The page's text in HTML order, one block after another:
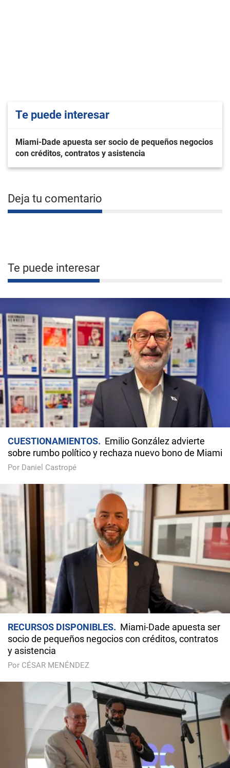
Te puede interesar
Miami-Dade apuesta ser socio de pequeños negocios
con créditos, contratos y asistencia
Deja tu comentario
Te puede interesar
CUESTIONAMIENTOS
Emilio González advierte
sobre rumbo político y rechaza nuevo bono de Miami
Por Daniel Castropé
RECURSOS DISPONIBLES
Miami-Dade apuesta ser
socio de pequeños negocios con créditos, contratos
y asistencia
Por CÉSAR MENÉNDEZ